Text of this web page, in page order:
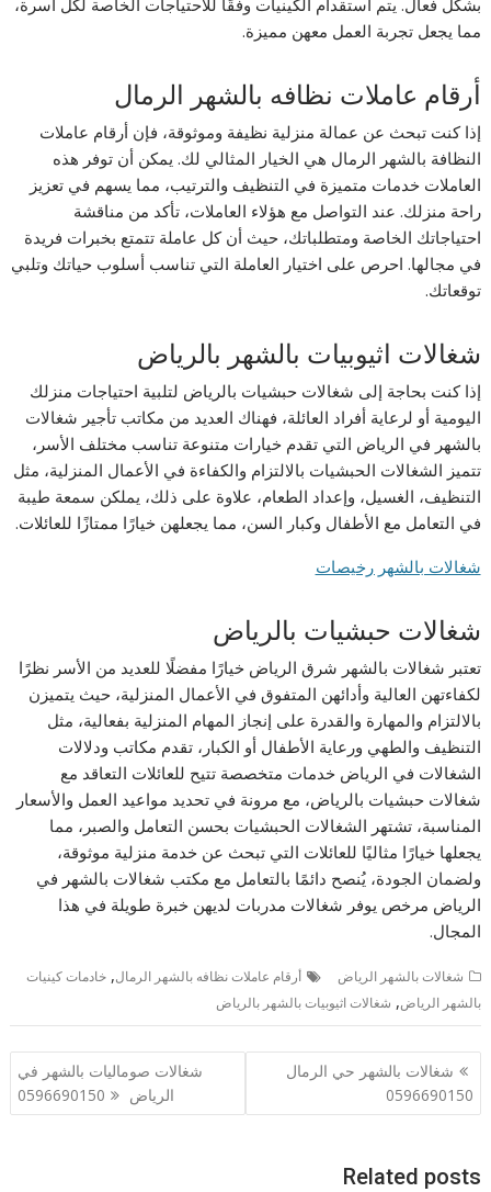
بشكل فعال. يتم استقدام الكينيات وفقًا للاحتياجات الخاصة لكل أسرة،
مما يجعل تجربة العمل معهن مميزة.
أرقام عاملات نظافه بالشهر الرمال
إذا كنت تبحث عن عمالة منزلية نظيفة وموثوقة، فإن أرقام عاملات
النظافة بالشهر الرمال هي الخيار المثالي لك. يمكن أن توفر هذه
العاملات خدمات متميزة في التنظيف والترتيب، مما يسهم في تعزيز
راحة منزلك. عند التواصل مع هؤلاء العاملات، تأكد من مناقشة
احتياجاتك الخاصة ومتطلباتك، حيث أن كل عاملة تتمتع بخبرات فريدة
في مجالها. احرص على اختيار العاملة التي تناسب أسلوب حياتك وتلبي
توقعاتك.
شغالات اثيوبيات بالشهر بالرياض
إذا كنت بحاجة إلى شغالات حبشيات بالرياض لتلبية احتياجات منزلك
اليومية أو لرعاية أفراد العائلة، فهناك العديد من مكاتب تأجير شغالات
بالشهر في الرياض التي تقدم خيارات متنوعة تناسب مختلف الأسر،
تتميز الشغالات الحبشيات بالالتزام والكفاءة في الأعمال المنزلية، مثل
التنظيف، الغسيل، وإعداد الطعام، علاوة على ذلك، يملكن سمعة طيبة
في التعامل مع الأطفال وكبار السن، مما يجعلهن خيارًا ممتازًا للعائلات.
شغالات بالشهر رخيصات
شغالات حبشيات بالرياض
تعتبر شغالات بالشهر شرق الرياض خيارًا مفضلًا للعديد من الأسر نظرًا
لكفاءتهن العالية وأدائهن المتفوق في الأعمال المنزلية، حيث يتميزن
بالالتزام والمهارة والقدرة على إنجاز المهام المنزلية بفعالية، مثل
التنظيف والطهي ورعاية الأطفال أو الكبار، تقدم مكاتب ودلالات
الشغالات في الرياض خدمات متخصصة تتيح للعائلات التعاقد مع
شغالات حبشيات بالرياض، مع مرونة في تحديد مواعيد العمل والأسعار
المناسبة، تشتهر الشغالات الحبشيات بحسن التعامل والصبر، مما
يجعلها خيارًا مثاليًا للعائلات التي تبحث عن خدمة منزلية موثوقة،
ولضمان الجودة، يُنصح دائمًا بالتعامل مع مكتب شغالات بالشهر في
الرياض مرخص يوفر شغالات مدربات لديهن خبرة طويلة في هذا
المجال.
شغالات بالشهر الرياض أرقام عاملات نظافه بالشهر الرمال,خادمات كينيات
بالشهر الرياض, شغالات اثيوبيات بالشهر بالرياض
تصفّح
المقالات
شغالات بالشهر حي الرمال
0596690150
شغالات صوماليات بالشهر في
الرياض 0596690150
Related posts